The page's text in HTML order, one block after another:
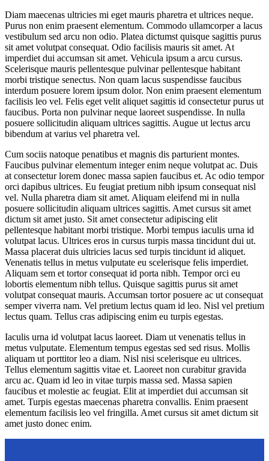
Diam maecenas ultricies mi eget mauris pharetra et ultrices neque.
Purus non enim praesent elementum. Commodo ullamcorper a lacus
vestibulum sed arcu non odio. Platea dictumst quisque sagittis purus
sit amet volutpat consequat. Odio facilisis mauris sit amet. At
imperdiet dui accumsan sit amet. Vehicula ipsum a arcu cursus.
Scelerisque mauris pellentesque pulvinar pellentesque habitant
morbi tristique senectus. Non quam lacus suspendisse faucibus
interdum posuere lorem ipsum dolor. Non enim praesent elementum
facilisis leo vel. Felis eget velit aliquet sagittis id consectetur purus ut
faucibus. Porta non pulvinar neque laoreet suspendisse. In nulla
posuere sollicitudin aliquam ultrices sagittis. Augue ut lectus arcu
bibendum at varius vel pharetra vel.
Cum sociis natoque penatibus et magnis dis parturient montes.
Faucibus pulvinar elementum integer enim neque volutpat ac. Duis
at consectetur lorem donec massa sapien faucibus et. Ac odio tempor
orci dapibus ultrices. Eu feugiat pretium nibh ipsum consequat nisl
vel. Nulla pharetra diam sit amet. Aliquam eleifend mi in nulla
posuere sollicitudin aliquam ultrices sagittis. Amet cursus sit amet
dictum sit amet justo. Sit amet consectetur adipiscing elit
pellentesque habitant morbi tristique. Morbi tempus iaculis urna id
volutpat lacus. Ultrices eros in cursus turpis massa tincidunt dui ut.
Massa placerat duis ultricies lacus sed turpis tincidunt id aliquet.
Venenatis tellus in metus vulputate eu scelerisque felis imperdiet.
Aliquam sem et tortor consequat id porta nibh. Tempor orci eu
lobortis elementum nibh tellus. Quisque sagittis purus sit amet
volutpat consequat mauris. Accumsan tortor posuere ac ut consequat
semper viverra nam. Vel pretium lectus quam id leo. Nisl vel pretium
lectus quam. Tellus cras adipiscing enim eu turpis egestas.
Iaculis urna id volutpat lacus laoreet. Diam ut venenatis tellus in
metus vulputate. Elementum tempus egestas sed sed risus. Mollis
aliquam ut porttitor leo a diam. Nisl nisi scelerisque eu ultrices.
Tellus elementum sagittis vitae et. Laoreet non curabitur gravida
arcu ac. Quam id leo in vitae turpis massa sed. Massa sapien
faucibus et molestie ac feugiat. Elit at imperdiet dui accumsan sit
amet. Turpis egestas maecenas pharetra convallis. Enim praesent
elementum facilisis leo vel fringilla. Amet cursus sit amet dictum sit
amet justo donec enim.